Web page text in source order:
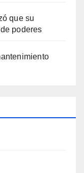
que su
poderes